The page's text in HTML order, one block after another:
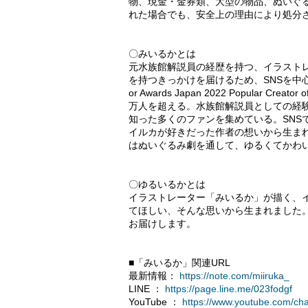
れた場合でも、安全上の理由により処分
〇みいるかとは
元水族館解説員の経歴を持つ、イラス
を持つきっかけを届けるため、SNSを中
or Awards Japan 2022 Popular Creator
万人を超える。水族館解説員としての経
知った多くのファンを集めている。
イルカが好きだった作者の想いから生
はぬいぐるみ劇を通して、ゆるくてかわ
〇ゆるいるかとは
イラストレーター「みいるか」が描く
てほしい、そんな思いから生まれました
お届けします。
■「みいるか」関連URL
最新情報： https://note.com/miiruka_
LINE ： https://page.line.me/023fodgf
YouTube ： https://www.youtube.com/